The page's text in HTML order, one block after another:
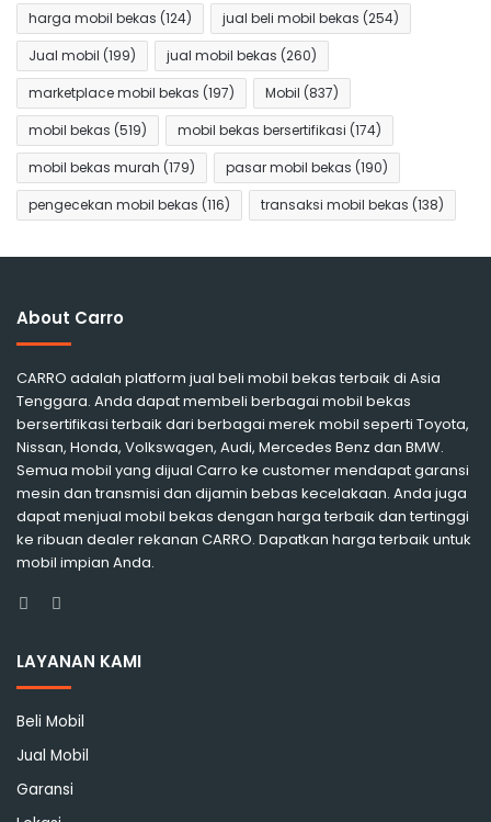
harga mobil bekas (124) jual beli mobil bekas (254)
Jual mobil (199) jual mobil bekas (260)
marketplace mobil bekas (197) Mobil (837)
mobil bekas (519) mobil bekas bersertifikasi (174)
mobil bekas murah (179) pasar mobil bekas (190)
pengecekan mobil bekas (116) transaksi mobil bekas (138)
About Carro
CARRO adalah platform jual beli mobil bekas terbaik di Asia
Tenggara. Anda dapat membeli berbagai mobil bekas
bersertifikasi terbaik dari berbagai merek mobil seperti Toyota,
Nissan, Honda, Volkswagen, Audi, Mercedes Benz dan BMW.
Semua mobil yang dijual Carro ke customer mendapat garansi
mesin dan transmisi dan dijamin bebas kecelakaan. Anda juga
dapat menjual mobil bekas dengan harga terbaik dan tertinggi
ke ribuan dealer rekanan CARRO. Dapatkan harga terbaik untuk
mobil impian Anda.
Facebook
Instagram
LAYANAN KAMI
Beli Mobil
Jual Mobil
Garansi